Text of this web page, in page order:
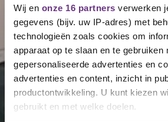
Wij en onze 16 partners verwerken
gegevens (bijv. uw IP-adres) met
technologieën zoals cookies om
apparaat op te slaan en te gebruiken
gepersonaliseerde advertenties en
advertenties en content, inzicht in
productontwikkeling. U kunt kiezen
gebruikt en met welke doelen.